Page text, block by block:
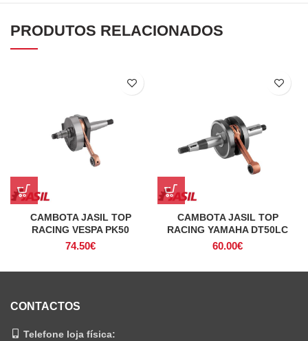
PRODUTOS RELACIONADOS
CAMBOTA JASIL TOP
RACING VESPA PK50
74.50€
CAMBOTA JASIL TOP
RACING YAMAHA DT50LC
60.00€
CONTACTOS
Telefone loja física: